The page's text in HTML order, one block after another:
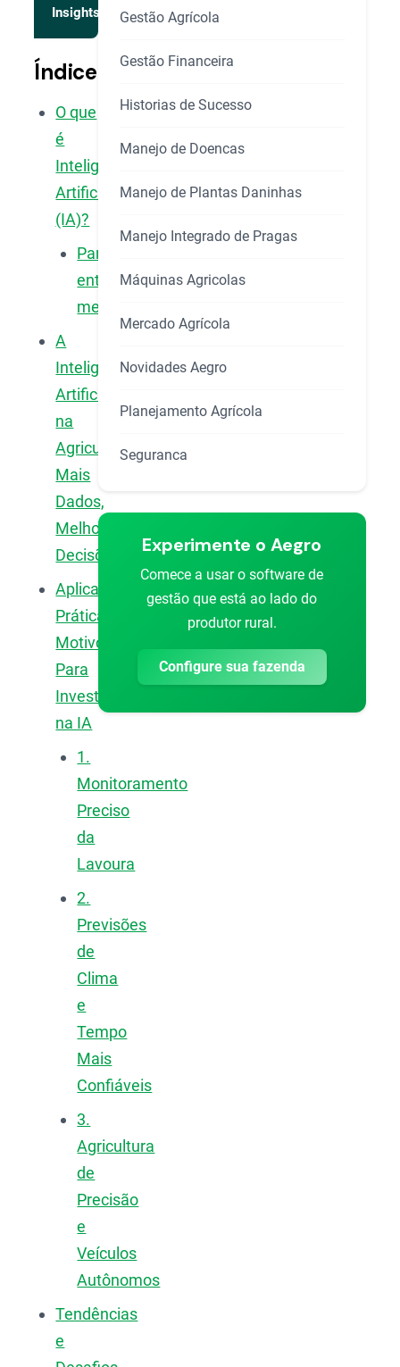
Insights
Índice
O que
é
Inteligência
Artificial
(IA)?
Para
entender
melhor
A
Inteligência
Artificial
na
Agricultura:
Mais
Dados,
Melhores
Decisões
Aplicações
Práticas:
Motivos
Para
Investir
na IA
1.
Monitoramento
Preciso
da
Lavoura
2.
Previsões
de
Clima
e
Tempo
Mais
Confiáveis
3.
Agricultura
de
Precisão
e
Veículos
Autônomos
Tendências
e
Gestão Agrícola
Gestão Financeira
Historias de Sucesso
Manejo de Doencas
Manejo de Plantas Daninhas
Manejo Integrado de Pragas
Máquinas Agricolas
Mercado Agrícola
Novidades Aegro
Planejamento Agrícola
Seguranca
Experimente o Aegro
Comece a usar o software de
gestão que está ao lado do
produtor rural.
Configure sua fazenda